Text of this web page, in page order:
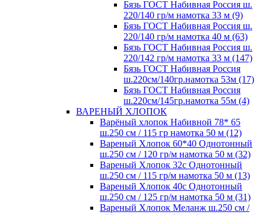
Бязь ГОСТ Набивная Россия ш.
220/140 гр/м намотка 33 м (9)
Бязь ГОСТ Набивная Россия ш.
220/140 гр/м намотка 40 м (63)
Бязь ГОСТ Набивная Россия ш.
220/142 гр/м намотка 33 м (147)
Бязь ГОСТ Набивная Россия
ш.220см/140гр.намотка 53м (17)
Бязь ГОСТ Набивная Россия
ш.220см/145гр.намотка 55м (4)
ВАРЕНЫЙ ХЛОПОК
Варёный хлопок Набивной 78* 65
ш.250 см / 115 гр намотка 50 м (12)
Вареный Хлопок 60*40 Однотонный
ш.250 см / 120 гр/м намотка 50 м (32)
Вареный Хлопок 32с Однотонный
ш.250 см / 115 гр/м намотка 50 м (13)
Вареный Хлопок 40с Однотонный
ш.250 см / 125 гр/м намотка 50 м (31)
Вареный Хлопок Меланж ш.250 см /